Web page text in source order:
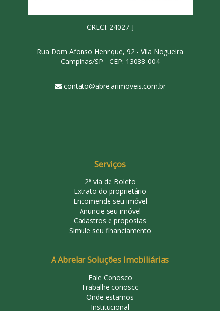
CRECI: 24027-J
Rua Dom Afonso Henrique, 92 - Vila Nogueira
Campinas/SP - CEP: 13088-004
contato@abrelarimoveis.com.br
Serviços
2ª via de Boleto
Extrato do proprietário
Encomende seu imóvel
Anuncie seu imóvel
Cadastros e propostas
Simule seu financiamento
A Abrelar Soluções Imobiliárias
Fale Conosco
Trabalhe conosco
Onde estamos
Institucional